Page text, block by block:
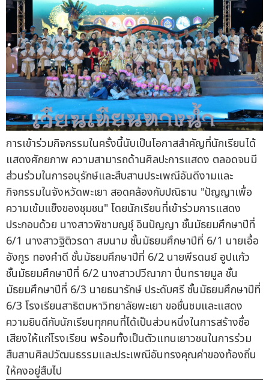
การเข้าร่วมกิจกรรมในครั้งนี้นับเป็นโอกาสสำคัญที่นักเรียนได้
แสดงศักยภาพ ความสามารถด้านศิลปะการแสดง ตลอดจนมี
ส่วนร่วมในการอนุรักษ์และสืบสานประเพณีอันดีงามและ
กิจกรรมในจังหวัดพะเยา สอดคล้องกับปณิธาน "ปัญญาเพื่อ
ความเข้มแข็งของชุมชน" โดยนักเรียนที่เข้าร่วมการแสดง
ประกอบด้วย นางสาวพิชามญชุ์ อินปัญญา ชั้นมัธยมศึกษาปีที่
6/1 นางสาวฐิติวรดา สมนาม ชั้นมัธยมศึกษาปีที่ 6/1 นายเอื้อ
อังกูร ทองคำดี ชั้นมัธยมศึกษาปีที่ 6/2 นายพีรดนย์ อูปแก้ว
ชั้นมัธยมศึกษาปีที่ 6/2 นางสาวปวีณาภา ปิ่นทรายมูล ชั้น
มัธยมศึกษาปีที่ 6/3 นายธนารักษ์ ประดับศรี ชั้นมัธยมศึกษาปีที่
6/3 โรงเรียนสาธิตมหาวิทยาลัยพะเยา ขอชื่นชมและแสดง
ความยินดีกับนักเรียนทุกคนที่ได้เป็นส่วนหนึ่งในการสร้างชื่อ
เสียงให้แก่โรงเรียน พร้อมทั้งเป็นตัวแทนเยาวชนในการร่วม
สืบสานศิลปวัฒนธรรมและประเพณีอันทรงคุณค่าของท้องถิ่น
ให้คงอยู่สืบไป